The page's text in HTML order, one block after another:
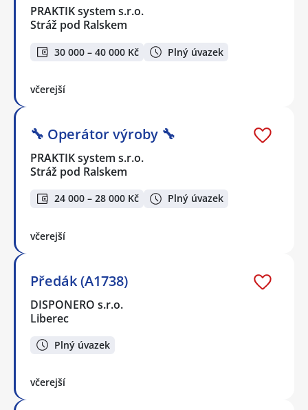
PRAKTIK system s.r.o.
Stráž pod Ralskem
30 000 – 40 000 Kč Plný úvazek
včerejší
🔧 Operátor výroby 🔧
PRAKTIK system s.r.o.
Stráž pod Ralskem
24 000 – 28 000 Kč Plný úvazek
včerejší
Předák (A1738)
DISPONERO s.r.o.
Liberec
Plný úvazek
včerejší